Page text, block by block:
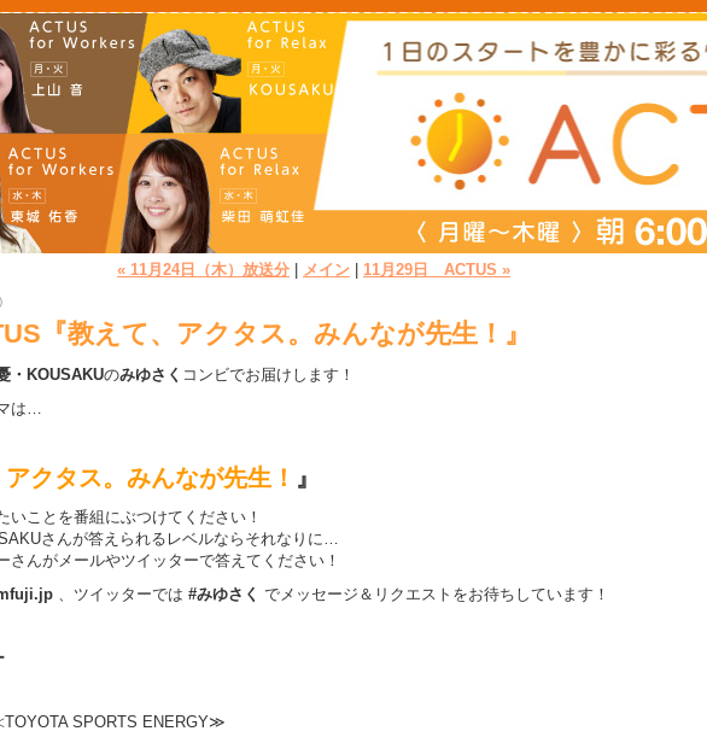
« 11月24日（木）放送分 メイン 11月29日 ACTUS »
『教えて、アクタス。みんなが先生！』
・KOUSAKUのみゆさく コンビでお届けします！
は…
クタス。みんなが先生 ！ 』
いことを番組にぶつけてください！
さんが答えられるレベルならそれなりに…
さんがメールやツイッターで答えてください！
、ツイッターでは #みゆさく でメッセージ＆リクエストをお待ちしています！
SPORTS ENERGY≫